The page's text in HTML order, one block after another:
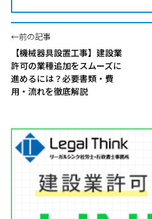
←前の記事
【機械器具設置工事】建設業
許可の業種追加をスムーズに
進めるには？必要書類・費
用・流れを徹底解説